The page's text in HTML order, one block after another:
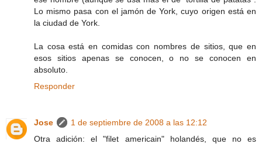
Lo mismo pasa con el jamón de York, cuyo origen está en
la ciudad de York.
La cosa está en comidas con nombres de sitios, que en
esos sitios apenas se conocen, o no se conocen en
absoluto.
Responder
Jose
1 de septiembre de 2008 a las 12:12
Otra adición: el "filet americain" holandés, que no es